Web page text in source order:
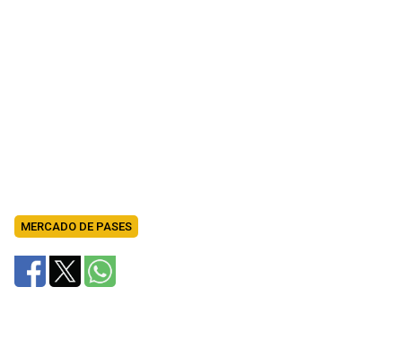
MERCADO DE PASES